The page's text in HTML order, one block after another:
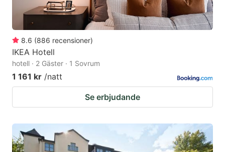
8.6 (886 recensioner)
IKEA Hotell
hotell · 2 Gäster · 1 Sovrum
1 161 kr /natt
Se erbjudande